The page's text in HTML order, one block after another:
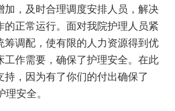
加，及时合理调度安排人员，解决
的正常运行。面对我院护理人员紧
筹调配，使有限的人力资源得到优
工作需要，确保了护理安全。在此
持，因为有了你们的付出确保了
安全。